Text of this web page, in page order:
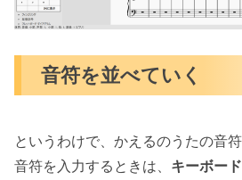
音符を並べていく
というわけで、かえるのうたの音
音符を入力するときは、 キーボー